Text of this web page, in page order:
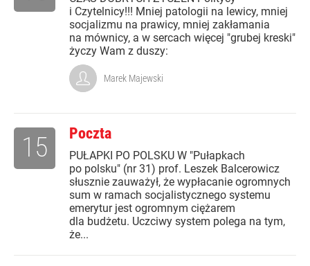
i Czytelnicy!!! Mniej patologii na lewicy, mniej
socjalizmu na prawicy, mniej zakłamania
na mównicy, a w sercach więcej "grubej kreski"
życzy Wam z duszy:
Marek Majewski
Poczta
PUŁAPKI PO POLSKU W "Pułapkach
po polsku" (nr 31) prof. Leszek Balcerowicz
słusznie zauważył, że wypłacanie ogromnych
sum w ramach socjalistycznego systemu
emerytur jest ogromnym ciężarem
dla budżetu. Uczciwy system polega na tym,
że...
15